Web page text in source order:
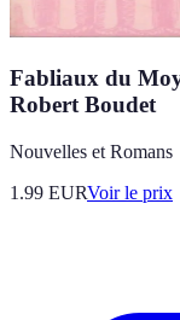
Fabliaux du
Robert Boudet
Nouvelles et Romans
1.99 EURVoir le prix